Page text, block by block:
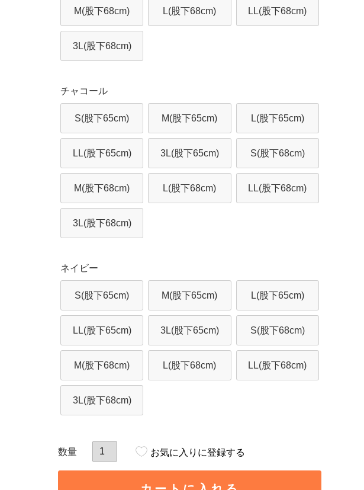
M(股下68cm) L(股下68cm) LL(股下68cm)
3L(股下68cm)
チャコール
S(股下65cm) M(股下65cm) L(股下65cm)
LL(股下65cm) 3L(股下65cm) S(股下68cm)
M(股下68cm) L(股下68cm) LL(股下68cm)
3L(股下68cm)
ネイビー
S(股下65cm) M(股下65cm) L(股下65cm)
LL(股下65cm) 3L(股下65cm) S(股下68cm)
M(股下68cm) L(股下68cm) LL(股下68cm)
3L(股下68cm)
お気に入りに登録する